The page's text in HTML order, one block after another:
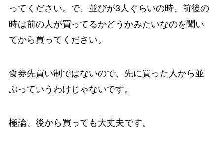
ってください。で、並びが3人ぐらいの時、前後の
時は前の人が買ってるかどうかみたいなのを聞い
てから買ってください。
食券先買い制ではないので、先に買った人から並
ぶっていうわけじゃないです。
極論、後から買っても大丈夫です。